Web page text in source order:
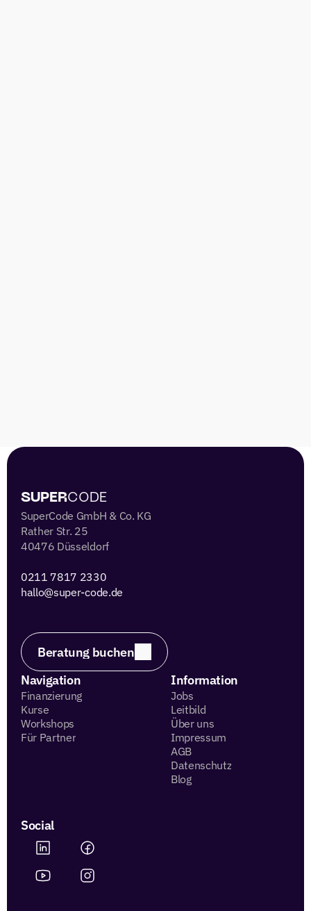
SUPERCODE
SuperCode GmbH & Co. KG
Rather Str. 25
40476 Düsseldorf
0211 7817 2330
hallo@super-code.de
Beratung buchen
Navigation
Finanzierung
Kurse
Workshops
Für Partner
Information
Jobs
Leitbild
Über uns
Impressum
AGB
Datenschutz
Blog
Social